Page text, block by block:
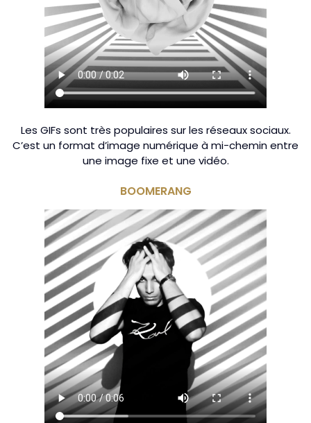
Les GIFs sont très populaires sur les réseaux sociaux.
C’est un format d’image numérique à mi-chemin entre
une image fixe et une vidéo.
BOOMERANG